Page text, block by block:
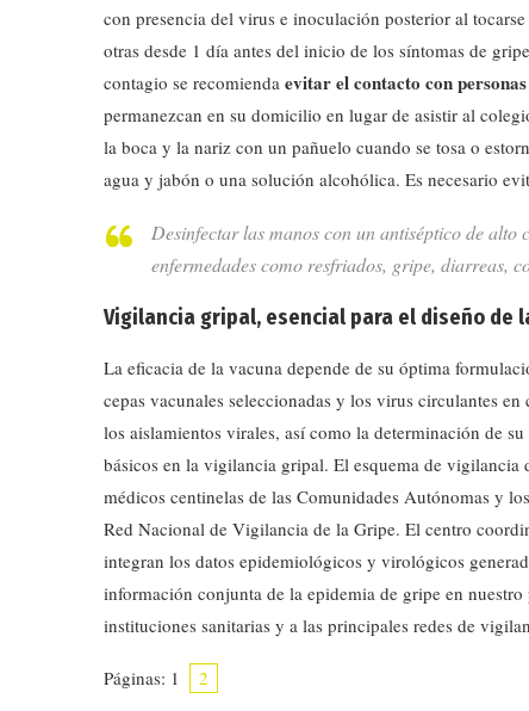
con presencia del virus e inoculación posterior al
otras desde 1 día antes del inicio de los síntomas de
contagio se recomienda evitar el contacto con
permanezcan en su domicilio en lugar de asistir al
la boca y la nariz con un pañuelo cuando se tosa o
agua y jabón o una solución alcohólica. Es necesario
Desinfectar las manos con un antiséptico de
enfermedades como resfriados, gripe, diarreas,
Vigilancia gripal, esencial para el diseño de
La eficacia de la vacuna depende de su óptima
cepas vacunales seleccionadas y los virus circulantes
los aislamientos virales, así como la determinación de
básicos en la vigilancia gripal. El esquema de vigilancia
médicos centinelas de las Comunidades Autónomas y
Red Nacional de Vigilancia de la Gripe. El centro
integran los datos epidemiológicos y virológicos
información conjunta de la epidemia de gripe en
instituciones sanitarias y a las principales redes de
Páginas: 1 2